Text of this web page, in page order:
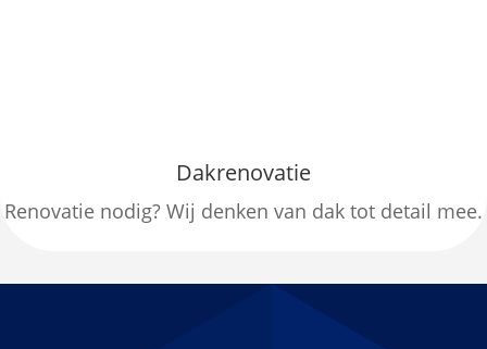
Dakrenovatie
Renovatie nodig? Wij denken van dak tot detail mee.